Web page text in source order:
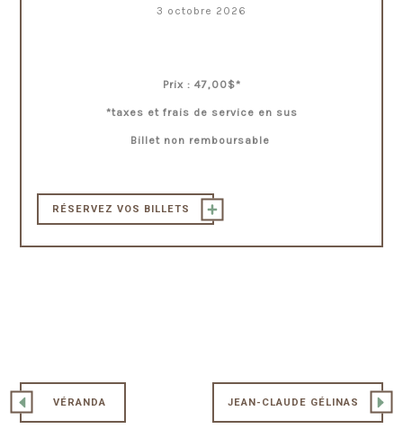
3 octobre 2026
Prix : 47,00$*
*taxes et frais de service en sus
Billet non remboursable
RÉSERVEZ VOS BILLETS
VÉRANDA JEAN-CLAUDE GÉLINAS